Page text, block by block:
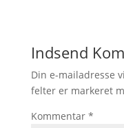
Indsend
Din e-mailadresse
felter er markeret
Kommentar *